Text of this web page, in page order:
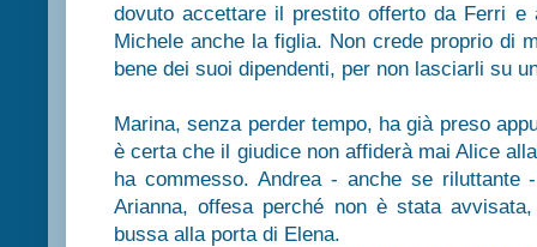
dovuto accettare il prestito offerto da Ferri
Michele anche la figlia. Non crede proprio di
bene dei suoi dipendenti, per non lasciarli su
Marina, senza perder tempo, ha già preso
è certa che il giudice non affiderà mai Alice
ha commesso. Andrea - anche se
Arianna, offesa perché non è stata
bussa alla porta di Elena.